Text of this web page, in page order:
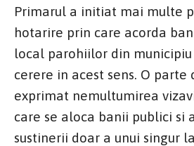
Primarul a initiat mai multe
hotarire prin care acorda
local parohiilor din
cerere in acest sens. O parte
exprimat nemultumirea
care se aloca banii publici si
sustinerii doar a unui singur